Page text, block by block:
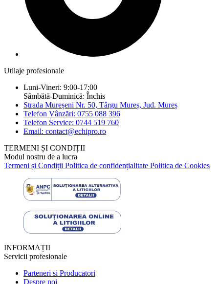
Utilaje profesionale
Luni-Vineri: 9:00-17:00
Sâmbătă-Duminică: Închis
Strada Mureșeni Nr. 50, Târgu Mureș, Jud. Mureș
Telefon Vânzări: 0755 088 396
Telefon Service: 0744 519 760
Email: contact@echipro.ro
TERMENI ȘI CONDIȚII
Modul nostru de a lucra
Termeni și Condiții Politica de confidențialitate Politica de Cookies
INFORMAȚII
Servicii profesionale
Parteneri si Producatori
Despre noi